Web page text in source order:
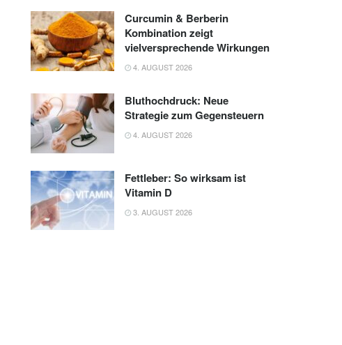
Curcumin & Berberin
Kombination zeigt
vielversprechende Wirkungen
4. AUGUST 2026
Bluthochdruck: Neue
Strategie zum Gegensteuern
4. AUGUST 2026
Fettleber: So wirksam ist
Vitamin D
3. AUGUST 2026